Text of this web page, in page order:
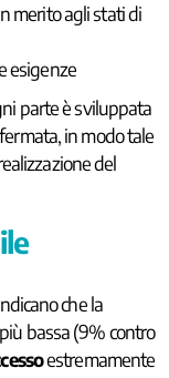
merito agli stati di
esigenze
parte è sviluppata
in modo tale
del
che la
bassa (9% contro
estremamente